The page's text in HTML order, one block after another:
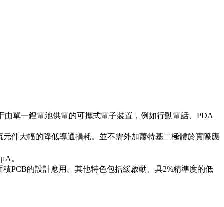
由單一鋰電池供電的可攜式電子裝置，例如行動電話、PDA
元件大幅的降低導通損耗。並不需外加蕭特基二極體於實際應
。
PCB的設計應用。其他特色包括緩啟動、具2%精準度的低